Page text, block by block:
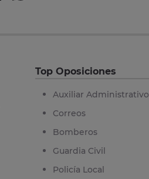
Top Oposiciones
Auxiliar Administrativo
Correos
Bomberos
Guardia Civil
Policía Local